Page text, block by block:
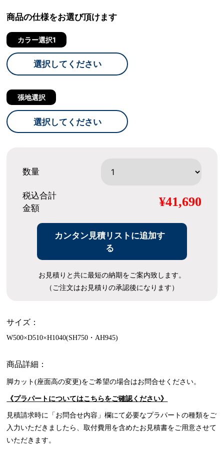
商品の仕様をお選び頂けます
カラー選択1
選択してください
張地選択
選択してください
数量
税込合計
金額
¥41,690
カンタン見積リストに追加す
る
お見積りと共に最短の納期をご案内致します。
（ご注文はお見積りの承認後になります）
サイズ：
W500×D510×H1040(SH750・AH945)
商品詳細：
脚カット(座面高の変更)をご希望の場合はお問合せください。
《プラパートについてはこちらをご確認ください》
見積請求時に「お問合せ内容」欄にて必要なプラパートの種類をご
入力いただきましたら、取付費用を含めたお見積書をご用意させて
いただきます。